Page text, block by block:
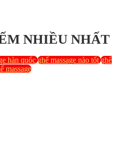
NHIỀU NHẤT
hàn quốc ghế massage nào tốt ghế
massage